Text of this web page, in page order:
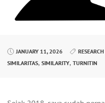
JANUARY 11, 2026
SIMILARITAS, SIMILARITY, TURNITIN